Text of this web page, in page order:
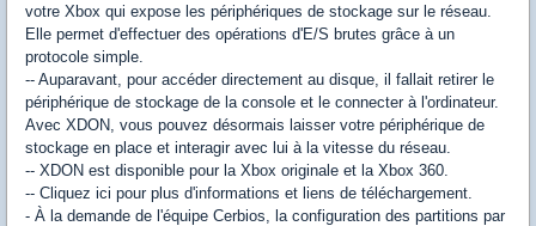
votre Xbox qui expose les périphériques de stockage sur le réseau.
Elle permet d'effectuer des opérations d'E/S brutes grâce à un
protocole simple.
-- Auparavant, pour accéder directement au disque, il fallait retirer le
périphérique de stockage de la console et le connecter à l'ordinateur.
Avec XDON, vous pouvez désormais laisser votre périphérique de
stockage en place et interagir avec lui à la vitesse du réseau.
-- XDON est disponible pour la Xbox originale et la Xbox 360.
-- Cliquez ici pour plus d'informations et liens de téléchargement.
- À la demande de l'équipe Cerbios, la configuration des partitions par